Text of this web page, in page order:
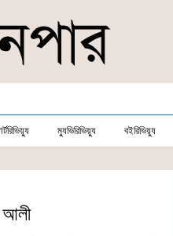
ম্যুভিরিভিয়্যু বইরিভিয়্যু
আলী